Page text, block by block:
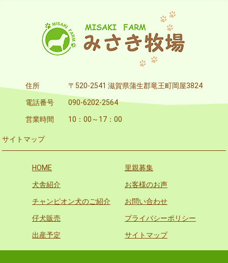
住所 〒520-2541 滋賀県蒲生郡竜王町岡屋3824
電話番号 090-6202-2564
営業時間 10：00～17：00
サイトマップ
HOME 里親募集
犬舎紹介 お客様のお声
チャンピオン犬のご紹介 お問い合わせ
仔犬販売 プライバシーポリシー
出産予定 サイトマップ